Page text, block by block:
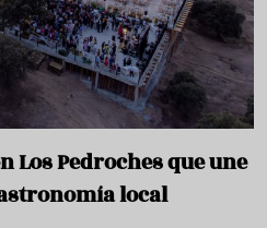
Los Pedroches que une
local